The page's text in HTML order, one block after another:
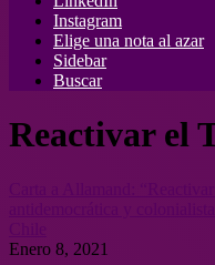
Instagram
Elige una nota al azar
Sidebar
Buscar
Reactivar el
Enero 8, 2021